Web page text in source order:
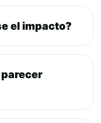
el impacto?